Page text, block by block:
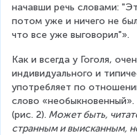
начавши речь словами:
потом уже и ничего не
что все уже выговорил"».
Как и всегда у Гоголя,
индивидуального и
употребляет по
слово «необыкновенный».
(рис. 2). Может быть,
странным и выисканным,